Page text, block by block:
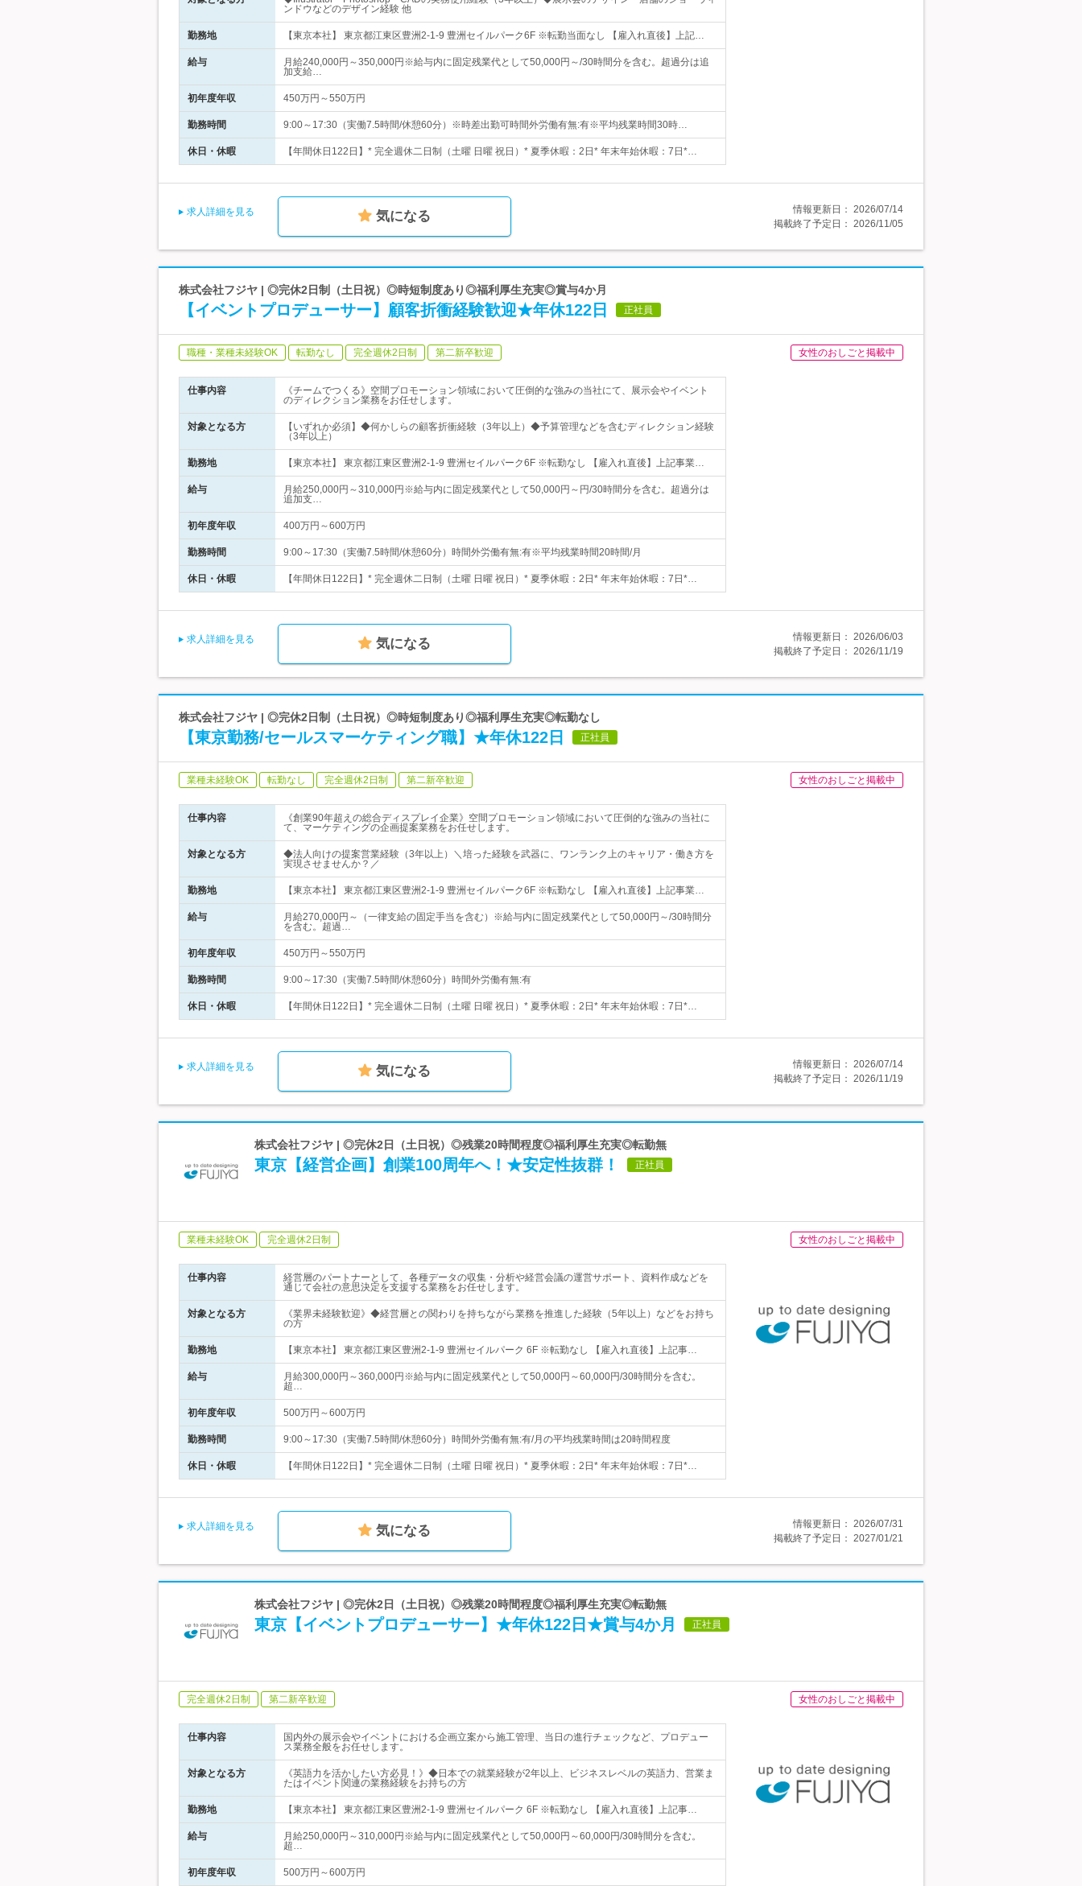
ンドウなどのデザイン経験 他
勤務地 【東京本社】 東京都江東区豊洲2-1-9 豊洲セイルパーク6F ※転勤当面なし 【雇入れ直後】上記…
給与
月給240,000円～350,000円※給与内に固定残業代として50,000円～/30時間分を含む。超過分は追
加支給…
初年度年収 450万円～550万円
勤務時間 9:00～17:30（実働7.5時間/休憩60分）※時差出勤可時間外労働有無:有※平均残業時間30時…
休日・休暇 【年間休日122日】* 完全週休二日制（土曜 日曜 祝日）* 夏季休暇：2日* 年末年始休暇：7日*…
求人詳細を見る 気になる 情報更新日： 2026/07/14
掲載終了予定日： 2026/11/05
株式会社フジヤ | ◎完休2日制（土日祝）◎時短制度あり◎福利厚生充実◎賞与4か月
【イベントプロデューサー】顧客折衝経験歓迎★年休122日 正社員
職種・業種未経験OK 転勤なし 完全週休2日制 第二新卒歓迎 女性のおしごと掲載中
仕事内容
《チームでつくる》空間プロモーション領域において圧倒的な強みの当社にて、展示会やイベント
のディレクション業務をお任せします。
対象となる方
【いずれか必須】◆何かしらの顧客折衝経験（3年以上）◆予算管理などを含むディレクション経験
（3年以上）
勤務地 【東京本社】 東京都江東区豊洲2-1-9 豊洲セイルパーク6F ※転勤なし 【雇入れ直後】上記事業…
給与
月給250,000円～310,000円※給与内に固定残業代として50,000円～円/30時間分を含む。超過分は
追加支…
初年度年収 400万円～600万円
勤務時間 9:00～17:30（実働7.5時間/休憩60分）時間外労働有無:有※平均残業時間20時間/月
休日・休暇 【年間休日122日】* 完全週休二日制（土曜 日曜 祝日）* 夏季休暇：2日* 年末年始休暇：7日*…
求人詳細を見る 気になる 情報更新日： 2026/06/03
掲載終了予定日： 2026/11/19
株式会社フジヤ | ◎完休2日制（土日祝）◎時短制度あり◎福利厚生充実◎転勤なし
【東京勤務/セールスマーケティング職】★年休122日 正社員
業種未経験OK 転勤なし 完全週休2日制 第二新卒歓迎 女性のおしごと掲載中
仕事内容
《創業90年超えの総合ディスプレイ企業》空間プロモーション領域において圧倒的な強みの当社に
て、マーケティングの企画提案業務をお任せします。
対象となる方
◆法人向けの提案営業経験（3年以上）＼培った経験を武器に、ワンランク上のキャリア・働き方を
実現させませんか？／
勤務地 【東京本社】 東京都江東区豊洲2-1-9 豊洲セイルパーク6F ※転勤なし 【雇入れ直後】上記事業…
給与
月給270,000円～（一律支給の固定手当を含む）※給与内に固定残業代として50,000円～/30時間分
を含む。超過…
初年度年収 450万円～550万円
勤務時間 9:00～17:30（実働7.5時間/休憩60分）時間外労働有無:有
休日・休暇 【年間休日122日】* 完全週休二日制（土曜 日曜 祝日）* 夏季休暇：2日* 年末年始休暇：7日*…
求人詳細を見る 気になる 情報更新日： 2026/07/14
掲載終了予定日： 2026/11/19
株式会社フジヤ | ◎完休2日（土日祝）◎残業20時間程度◎福利厚生充実◎転勤無
東京【経営企画】創業100周年へ！★安定性抜群！ 正社員
業種未経験OK 完全週休2日制 女性のおしごと掲載中
仕事内容
経営層のパートナーとして、各種データの収集・分析や経営会議の運営サポート、資料作成などを
通じて会社の意思決定を支援する業務をお任せします。
対象となる方
《業界未経験歓迎》◆経営層との関わりを持ちながら業務を推進した経験（5年以上）などをお持ち
の方
勤務地 【東京本社】 東京都江東区豊洲2-1-9 豊洲セイルパーク 6F ※転勤なし 【雇入れ直後】上記事…
給与
月給300,000円～360,000円※給与内に固定残業代として50,000円～60,000円/30時間分を含む。
超…
初年度年収 500万円～600万円
勤務時間 9:00～17:30（実働7.5時間/休憩60分）時間外労働有無:有/月の平均残業時間は20時間程度
休日・休暇 【年間休日122日】* 完全週休二日制（土曜 日曜 祝日）* 夏季休暇：2日* 年末年始休暇：7日*…
求人詳細を見る 気になる 情報更新日： 2026/07/31
掲載終了予定日： 2027/01/21
株式会社フジヤ | ◎完休2日（土日祝）◎残業20時間程度◎福利厚生充実◎転勤無
東京【イベントプロデューサー】★年休122日★賞与4か月 正社員
完全週休2日制 第二新卒歓迎 女性のおしごと掲載中
仕事内容
国内外の展示会やイベントにおける企画立案から施工管理、当日の進行チェックなど、プロデュー
ス業務全般をお任せします。
対象となる方
《英語力を活かしたい方必見！》◆日本での就業経験が2年以上、ビジネスレベルの英語力、営業ま
たはイベント関連の業務経験をお持ちの方
勤務地 【東京本社】 東京都江東区豊洲2-1-9 豊洲セイルパーク 6F ※転勤なし 【雇入れ直後】上記事…
給与
月給250,000円～310,000円※給与内に固定残業代として50,000円～60,000円/30時間分を含む。
超…
初年度年収 500万円～600万円